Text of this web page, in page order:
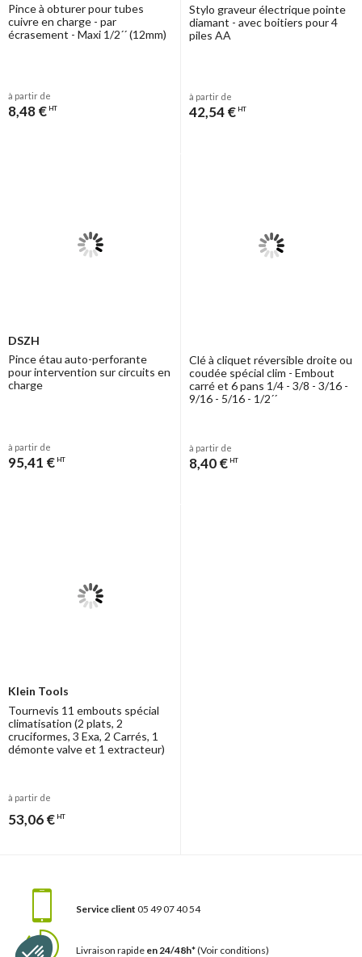
Pince à obturer pour tubes
cuivre en charge - par
écrasement - Maxi 1/2´´ (12mm)
à partir de
8,48 € HT
Stylo graveur électrique pointe
diamant - avec boitiers pour 4
piles AA
à partir de
42,54 € HT
DSZH
Pince étau auto-perforante
pour intervention sur circuits en
charge
à partir de
95,41 € HT
Clé à cliquet réversible droite ou
coudée spécial clim - Embout
carré et 6 pans 1/4 - 3/8 - 3/16 -
9/16 - 5/16 - 1/2´´
à partir de
8,40 € HT
Klein Tools
Tournevis 11 embouts spécial
climatisation (2 plats, 2
cruciformes, 3 Exa, 2 Carrés, 1
démonte valve et 1 extracteur)
à partir de
53,06 € HT
Service client 05 49 07 40 54
Livraison rapide en 24/48h*(Voir conditions)